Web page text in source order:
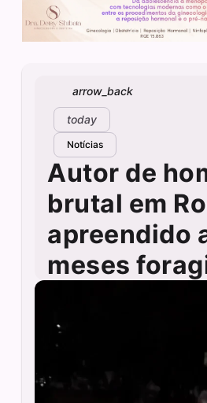
arrow_back
today
Notícias
Autor de
brutal em
apreendido
meses